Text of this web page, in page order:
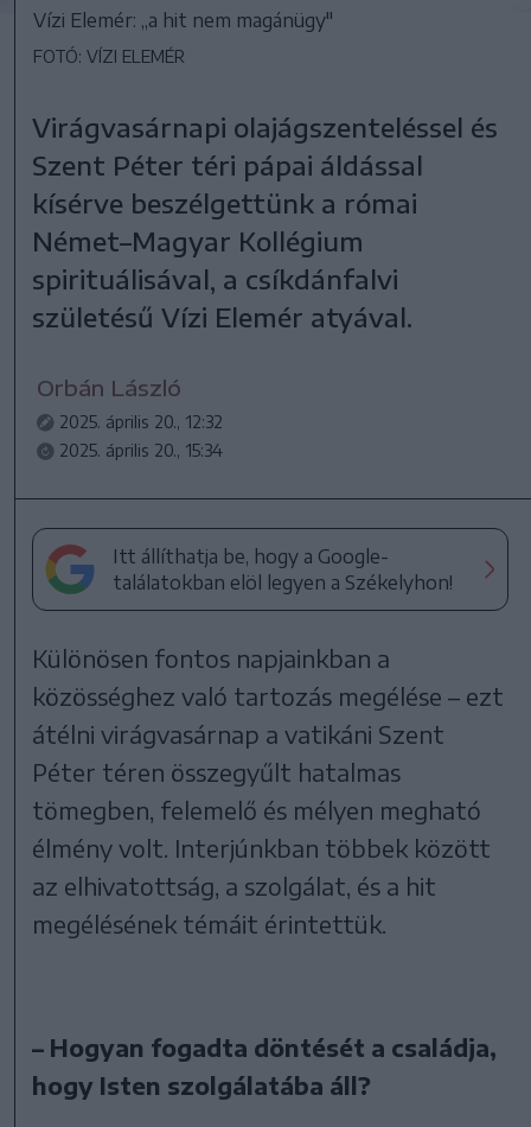
Vízi Elemér: „a hit nem magánügy"
FOTÓ: VÍZI ELEMÉR
Virágvasárnapi olajágszenteléssel és
Szent Péter téri pápai áldással
kísérve beszélgettünk a római
Német–Magyar Kollégium
spirituálisával, a csíkdánfalvi
születésű Vízi Elemér atyával.
Orbán László
2025. április 20., 12:32
2025. április 20., 15:34
Itt állíthatja be, hogy a Google-
találatokban elöl legyen a Székelyhon!
Különösen fontos napjainkban a
közösséghez való tartozás megélése – ezt
átélni virágvasárnap a vatikáni Szent
Péter téren összegyűlt hatalmas
tömegben, felemelő és mélyen megható
élmény volt. Interjúnkban többek között
az elhivatottság, a szolgálat, és a hit
megélésének témáit érintettük.
– Hogyan fogadta döntését a családja,
hogy Isten szolgálatába áll?